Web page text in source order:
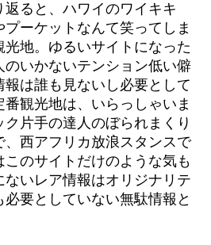
返ると、ハワイのワイキキ
ーケットなんて笑ってしま
光地。ゆるいサイトになった
のいかないテンション低い僻
は誰も見ないし必要として
観光地は、いらっしゃいま
片手の達人のぼられまくり
西アフリカ放浪スタンスで
のサイトだけのような気も
いレア情報はオリジナリテ
必要としていない無駄情報と